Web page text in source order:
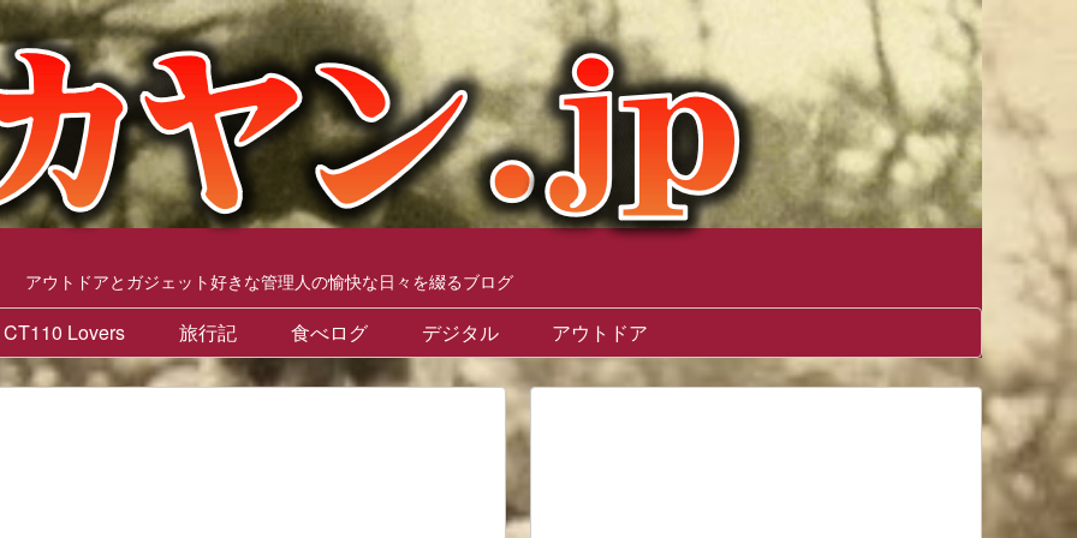
アウトドアとガジェット好きな管理人の愉快な日々を綴るブログ
CT110 Lovers 旅行記 食べログ デジタル アウトドア